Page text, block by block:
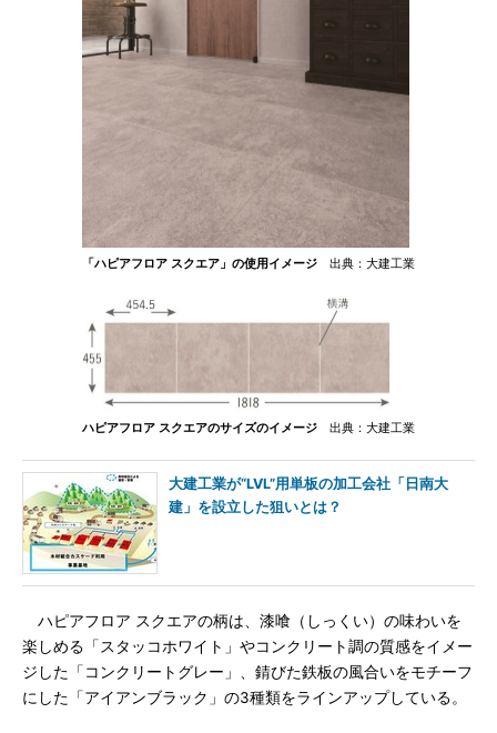
「ハピアフロア スクエア」の使用イメージ 出典：大建工業
ハピアフロア スクエアのサイズのイメージ 出典：大建工業
大建工業が“LVL”用単板の加工会社「日南大
建」を設立した狙いとは？
ハピアフロア スクエアの柄は、漆喰（しっくい）の味わいを
楽しめる「スタッコホワイト」やコンクリート調の質感をイメー
ジした「コンクリートグレー」、錆びた鉄板の風合いをモチーフ
にした「アイアンブラック」の3種類をラインアップしている。